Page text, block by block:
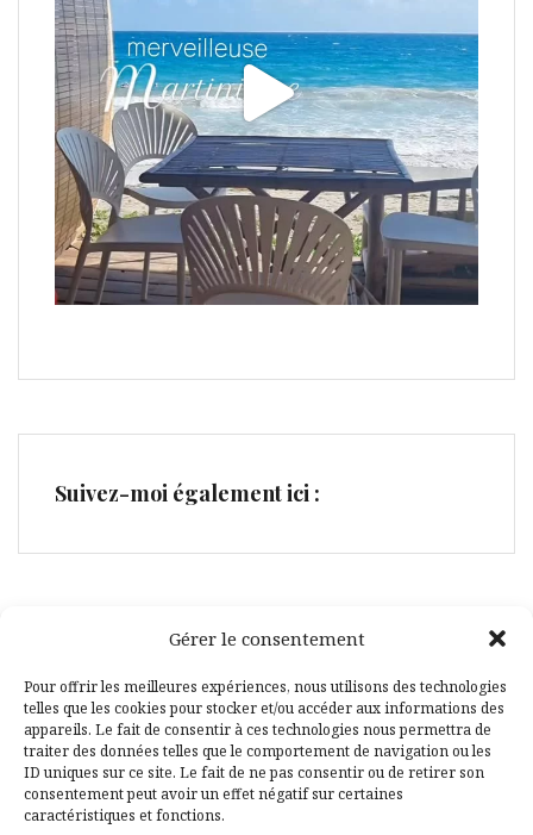
Gérer le consentement
Pour offrir les meilleures expériences, nous utilisons des technologies
telles que les cookies pour stocker et/ou accéder aux informations des
appareils. Le fait de consentir à ces technologies nous permettra de
traiter des données telles que le comportement de navigation ou les
ID uniques sur ce site. Le fait de ne pas consentir ou de retirer son
consentement peut avoir un effet négatif sur certaines
caractéristiques et fonctions.
Suivez-moi également ici :
Facebook
Pinterest